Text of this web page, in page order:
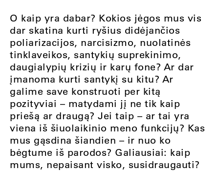
O kaip yra dabar? Kokios jėgos mus vis
dar skatina kurti ryšius didėjančios
poliarizacijos, narcisizmo, nuolatinės
tinklaveikos, santykių suprekinimo,
daugialypių krizių ir karų fone? Ar dar
įmanoma kurti santykį su kitu? Ar
galime save konstruoti per kitą
pozityviai – matydami jį ne tik kaip
priešą ar draugą? Jei taip – ar tai yra
viena iš šiuolaikinio meno funkcijų? Kas
mus gąsdina šiandien – ir nuo ko
bėgtume iš parodos? Galiausiai: kaip
mums, nepaisant visko, susidraugauti?